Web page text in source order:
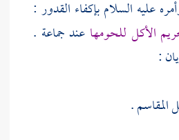
عليه السلام بإكفاء القدور :
الأكل للحومها عند جماعة .
:
المقاسم .